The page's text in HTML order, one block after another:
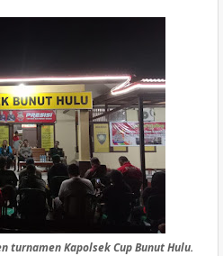
turnamen Kapolsek Cup Bunut Hulu.